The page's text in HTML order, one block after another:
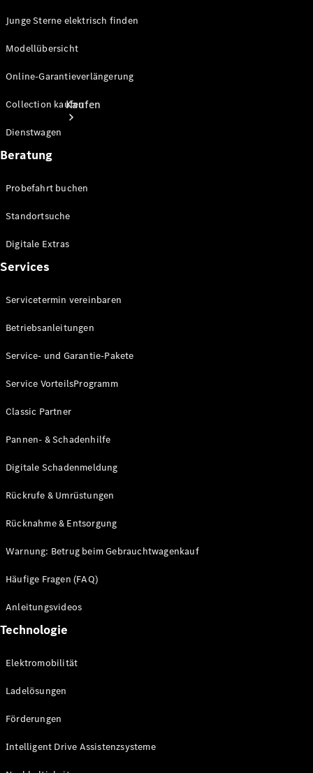
Kaufen
Neuwagen
Privatkunden
Angebote
Aktionen
Finanzierung
Geschäftskunden
Sterne
Sterne
elektrisch
Konfigurator
buchen
Extras
Garantie-
Technisches
Junge Sterne elektrisch finden
Modellübersicht
Online-Garantieverlängerung
Collection kaufen
Dienstwagen
Beratung
Probefahrt buchen
Standortsuche
Digitale Extras
Services
Servicetermin vereinbaren
Betriebsanleitungen
Service- und Garantie-Pakete
Service VorteilsProgramm
Classic Partner
Pannen- & Schadenhilfe
Digitale Schadenmeldung
Rückrufe & Umrüstungen
Rücknahme & Entsorgung
Warnung: Betrug beim Gebrauchtwagenkauf
Häufige Fragen (FAQ)
Anleitungsvideos
Technologie
Elektromobilität
Ladelösungen
Förderungen
Intelligent Drive Assistenzsysteme